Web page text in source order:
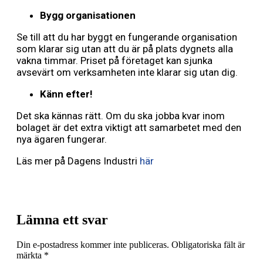
Bygg organisationen
Se till att du har byggt en fungerande organisation
som klarar sig utan att du är på plats dygnets alla
vakna timmar. Priset på företaget kan sjunka
avsevärt om verksamheten inte klarar sig utan dig.
Känn efter!
Det ska kännas rätt. Om du ska jobba kvar inom
bolaget är det extra viktigt att samarbetet med den
nya ägaren fungerar.
Läs mer på Dagens Industri här
Lämna ett svar
Din e-postadress kommer inte publiceras. Obligatoriska fält är
märkta *